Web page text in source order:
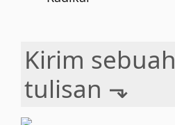
Kirim sebuah
tulisan ⬎